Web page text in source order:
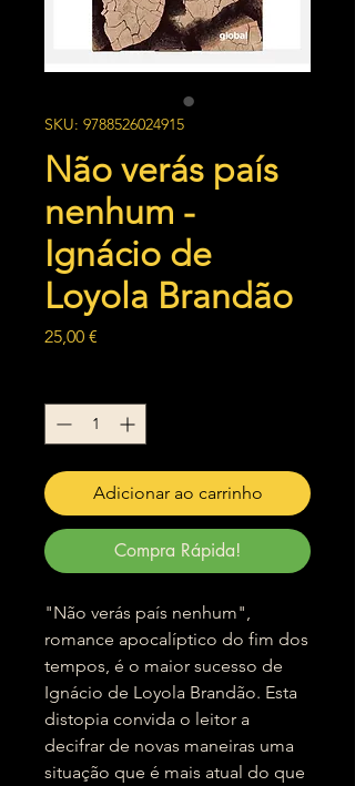
SKU: 9788526024915
Não verás país
nenhum -
Ignácio de
Loyola Brandão
25,00 €
Adicionar ao carrinho
Compra Rápida!
"Não verás país nenhum",
romance apocalíptico do fim dos
tempos, é o maior sucesso de
Ignácio de Loyola Brandão. Esta
distopia convida o leitor a
decifrar de novas maneiras uma
situação que é mais atual do que